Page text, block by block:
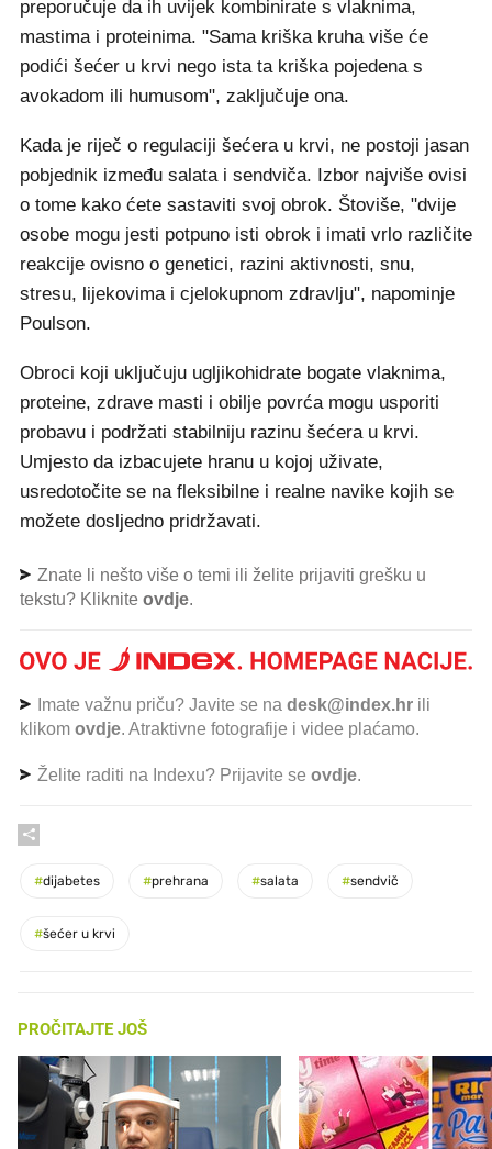
preporučuje da ih uvijek kombinirate s vlaknima,
mastima i proteinima. "Sama kriška kruha više će
podići šećer u krvi nego ista ta kriška pojedena s
avokadom ili humusom", zaključuje ona.
Kada je riječ o regulaciji šećera u krvi, ne postoji jasan
pobjednik između salata i sendviča. Izbor najviše ovisi
o tome kako ćete sastaviti svoj obrok. Štoviše, "dvije
osobe mogu jesti potpuno isti obrok i imati vrlo različite
reakcije ovisno o genetici, razini aktivnosti, snu,
stresu, lijekovima i cjelokupnom zdravlju", napominje
Poulson.
Obroci koji uključuju ugljikohidrate bogate vlaknima,
proteine, zdrave masti i obilje povrća mogu usporiti
probavu i podržati stabilniju razinu šećera u krvi.
Umjesto da izbacujete hranu u kojoj uživate,
usredotočite se na fleksibilne i realne navike kojih se
možete dosljedno pridržavati.
Znate li nešto više o temi ili želite prijaviti grešku u
tekstu? Kliknite ovdje.
Imate važnu priču? Javite se na desk@index.hr ili
klikom ovdje. Atraktivne fotografije i videe plaćamo.
Želite raditi na Indexu? Prijavite se ovdje.
#dijabetes #prehrana #salata #sendvič
#šećer u krvi
PROČITAJTE JOŠ